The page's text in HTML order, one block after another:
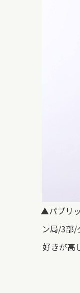
▲パブリ
ン局/3部
好きが高